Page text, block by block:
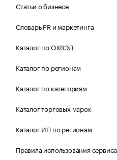
Статьи о бизнесе
Словарь PR и маркетинга
Каталог по ОКВЭД
Каталог по регионам
Каталог по категориям
Каталог торговых марок
Каталог ИП по регионам
Правила использования сервиса